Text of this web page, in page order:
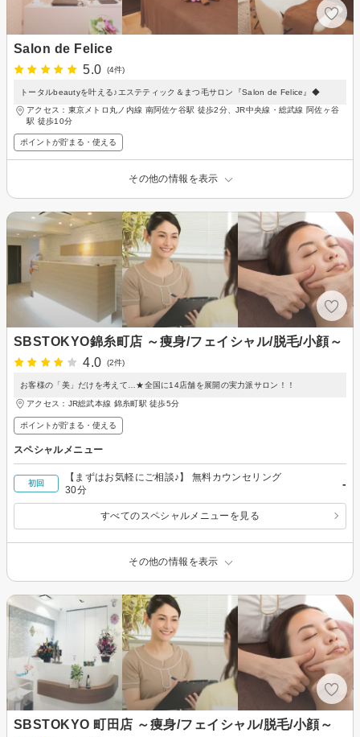
Salon de Felice
5.0
(4件)
トータルbeautyを叶える♪エステティック＆まつ毛サロン『Salon de Felice』◆
アクセス：東京メトロ丸ノ内線 南阿佐ケ谷駅 徒歩2分、JR中央線・総武線 阿佐ヶ谷
駅 徒歩10分
ポイントが貯まる・使える
その他の情報を表示
SBSTOKYO錦糸町店 ～痩身/フェイシャル/脱毛/小顔～
4.0
(2件)
お客様の「美」だけを考えて…★全国に14店舗を展開の実力派サロン！！
アクセス：JR総武本線 錦糸町駅 徒歩5分
ポイントが貯まる・使える
スペシャルメニュー
初回
【まずはお気軽にご相談♪】 無料カウンセリング
30分
-
すべてのスペシャルメニューを見る
その他の情報を表示
SBSTOKYO 町田店 ～痩身/フェイシャル/脱毛/小顔～